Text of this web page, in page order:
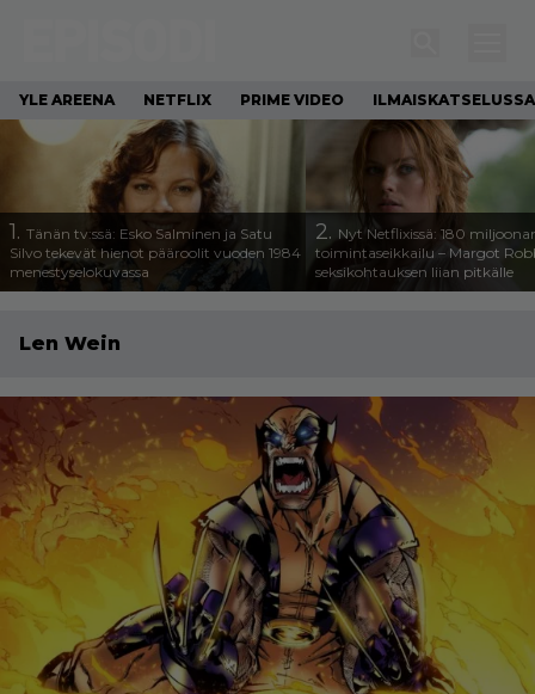
YLE AREENA NETFLIX PRIME VIDEO ILMAISKATSELUSSA
1. Tänän tv:ssä: Esko Salminen ja Satu
Silvo tekevät hienot pääroolit vuoden 1984
menestyselokuvassa
2. Nyt Netflixissä: 180
toimintaseikkailu – Margot
seksikohtauksen liian pitkälle
Len Wein